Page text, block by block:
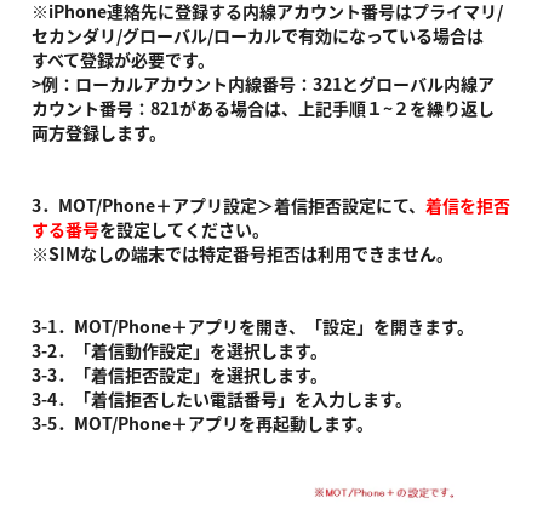
※iPhone連絡先に登録する内線アカウント番号はプライマリ/
セカンダリ/グローバル/ローカルで有効になっている場合は
すべて登録が必要です。
>例：ローカルアカウント内線番号：321とグローバル内線ア
カウント番号：821がある場合は、上記手順１~２を繰り返し
両方登録します。
3．MOT/Phone＋アプリ設定＞着信拒否設定にて、着信を拒否
する番号を設定してください。
※SIMなしの端末では特定番号拒否は利用できません。
3-1．MOT/Phone＋アプリを開き、「設定」を開きます。
3-2．「着信動作設定」を選択します。
3-3．「着信拒否設定」を選択します。
3-4．「着信拒否したい電話番号」を入力します。
3-5．MOT/Phone＋アプリを再起動します。